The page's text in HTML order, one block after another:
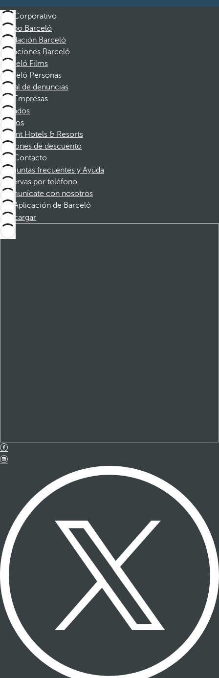
Corporativo
Grupo Barceló
Fundación Barceló
Vacaciones Barceló
Barceló Films
Barceló Personas
Canal de denuncias
Empresas
Afiliados
Socios
Dorint Hotels & Resorts
Cupones de descuento
Contacto
Preguntas frecuentes y Ayuda
Reservas por teléfono
Comunícate con nosotros
Aplicación de Barceló
Descargar